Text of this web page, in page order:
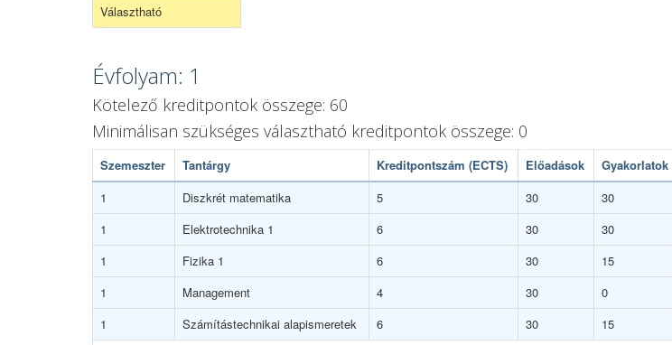
Választható
Évfolyam: 1
Kötelező kreditpontok összege: 60
Minimálisan szükséges választható kreditpontok összege: 0
Szemeszter Tantárgy Kreditpontszám (ECTS) Előadások Gyakorlatok
1
Diszkrét matematika 5 30 30
1
Elektrotechnika 1 6 30 30
1
Fizika 1 6 30 15
1
Management 4 30 0
1
Számítástechnikai alapismeretek 6 30 15